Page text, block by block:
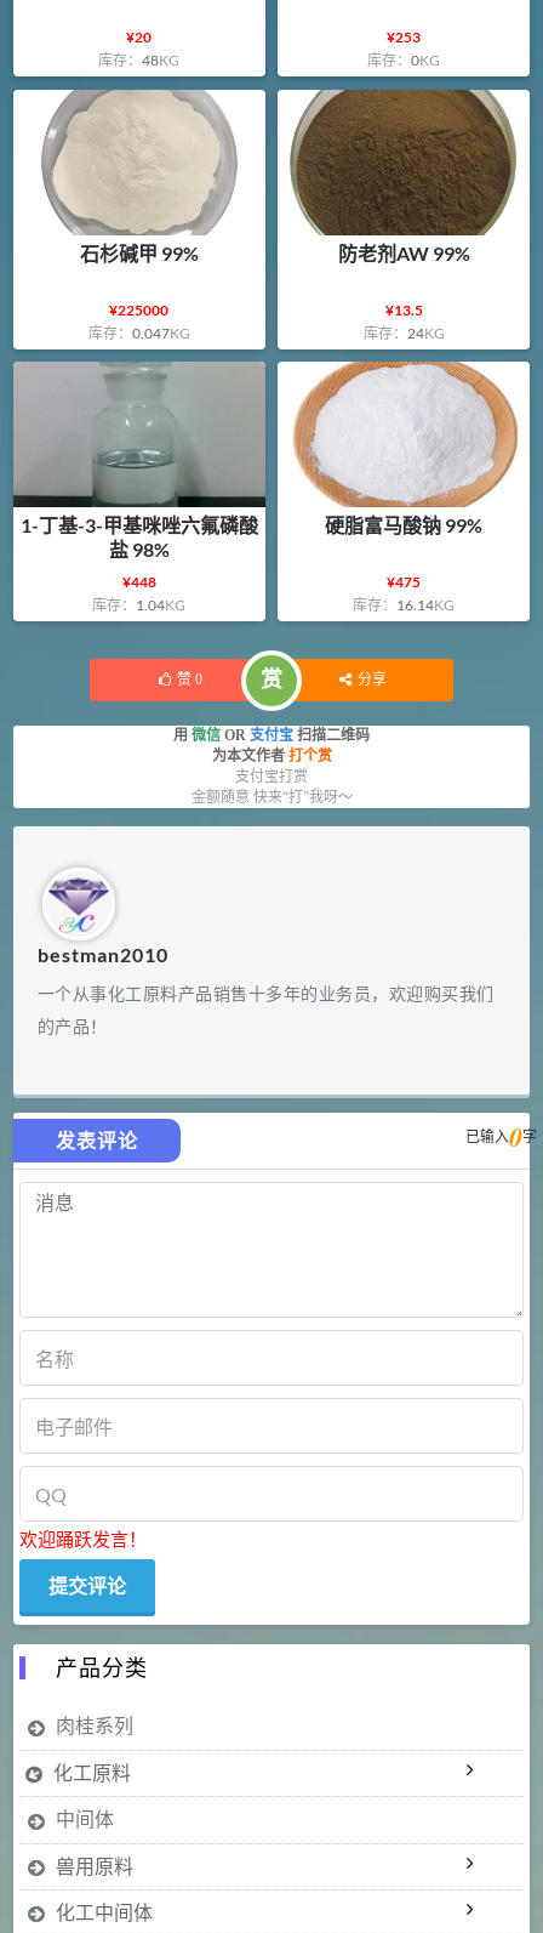
¥20
库存：48KG
¥253
库存：0KG
石杉碱甲 99%
¥225000
库存： 0.047KG
防老剂AW 99%
¥13.5
库存： 24KG
1-丁基-3-甲基咪唑六氟磷酸
盐 98%
¥448
库存： 1.04KG
硬脂富马酸钠 99%
¥475
库存： 16.14KG
赞 0 赏 分享
用 微信 OR 支付宝 扫描二维码
为本文作者 打个赏
支付宝打赏
金额随意 快来“打”我呀～
bestman2010
一个从事化工原料产品销售十多年的业务员，欢迎购买我们
的产品！
发表评论 已输入0字
欢迎踊跃发言！
产品分类
肉桂系列
化工原料
中间体
兽用原料
化工中间体